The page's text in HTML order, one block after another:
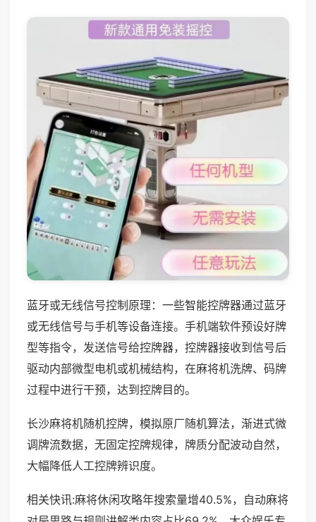
蓝牙或无线信号控制原理：一些智能控牌器通过蓝牙
或无线信号与手机等设备连接。手机端软件预设好牌
型等指令，发送信号给控牌器，控牌器接收到信号后
驱动内部微型电机或机械结构，在麻将机洗牌、码牌
过程中进行干预，达到控牌目的。
长沙麻将机随机控牌，模拟原厂随机算法，渐进式微
调牌流数据，无固定控牌规律，牌质分配波动自然，
大幅降低人工控牌辨识度。
相关快讯:麻将休闲攻略年搜索量增40.5%，自动麻将